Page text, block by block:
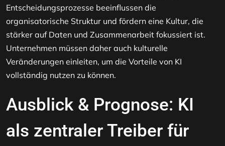
Entscheidungsprozesse beeinflussen die
organisatorische Struktur und fördern eine Kultur, die
stärker auf Daten und Zusammenarbeit fokussiert ist.
Unternehmen müssen daher auch kulturelle
Veränderungen einleiten, um die Vorteile von KI
vollständig nutzen zu können.
Ausblick & Prognose: KI
als zentraler Treiber für